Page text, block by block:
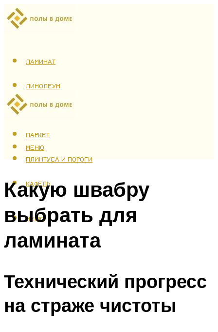
ЛАМИНАТ
ЛИНОЛЕУМ
ТЕПЛЫЙ ПОЛ
ПАРКЕТ
ПЛИНТУСА И ПОРОГИ
КАФЕЛЬ
МЕНЮ
МЕНЮ
Какую швабру
выбрать для
ламината
Технический прогресс
на страже чистоты